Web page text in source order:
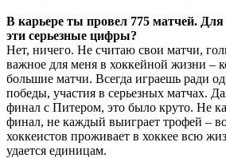
В карьере ты провел 775 матчей. Для
эти серьезные цифры?
Нет, ничего. Не считаю свои матчи,
важное для меня в хоккейной жизни –
большие матчи. Всегда играешь ради
победы, участия в серьезных матчах.
финал с Питером, это было круто. Не
финал, не каждый выиграет трофей –
хоккеистов проживает в хоккее всю
удается единицам.